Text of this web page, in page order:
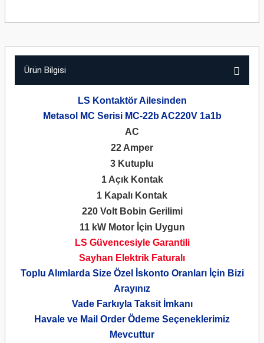
Ürün Bilgisi
LS Kontaktör Ailesinden
Metasol MC Serisi MC-22b AC220V 1a1b
AC
22 Amper
3 Kutuplu
1 Açık Kontak
1 Kapalı Kontak
220 Volt Bobin Gerilimi
11 kW Motor İçin Uygun
LS Güvencesiyle Garantili
Sayhan Elektrik Faturalı
Toplu Alımlarda Size Özel İskonto Oranları İçin Bizi
Arayınız
Vade Farkıyla Taksit İmkanı
Havale ve Mail Order Ödeme Seçeneklerimiz
Mevcuttur